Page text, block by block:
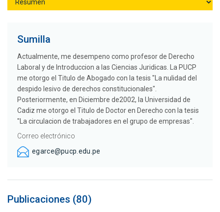
Sumilla
Actualmente, me desempeno como profesor de Derecho
Laboral y de Introduccion a las Ciencias Juridicas. La PUCP
me otorgo el Titulo de Abogado con la tesis "La nulidad del
despido lesivo de derechos constitucionales".
Posteriormente, en Diciembre de2002, la Universidad de
Cadiz me otorgo el Titulo de Doctor en Derecho con la tesis
"La circulacion de trabajadores en el grupo de empresas".
Correo electrónico
egarce@pucp.edu.pe
Publicaciones (80)